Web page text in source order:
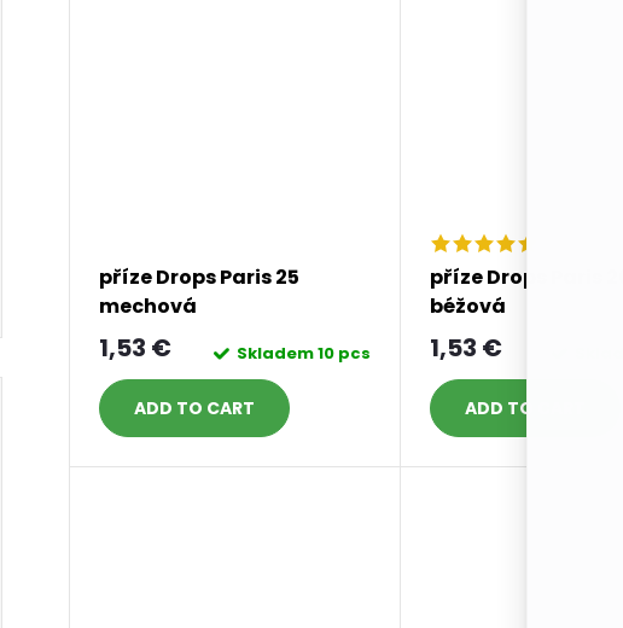
příze Drops Paris 25
mechová
1,53 € Skladem10 pcs
ADD TO CART
příze Drops Paris 26
béžová
1,53 €
ADD TO CART